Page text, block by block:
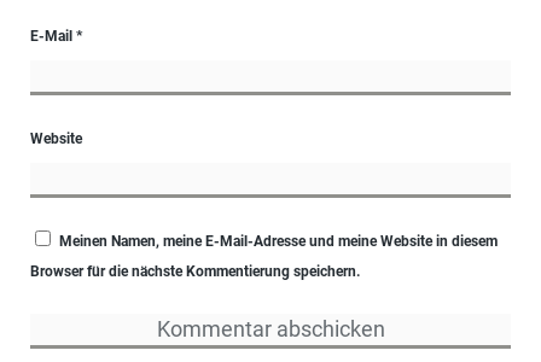
E-Mail *
Website
Meinen Namen, meine E-Mail-Adresse und meine Website in diesem
Browser für die nächste Kommentierung speichern.